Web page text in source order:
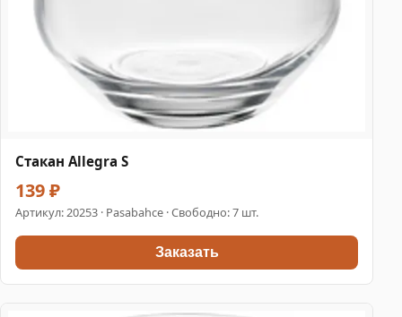
Стакан Allegra S
139 ₽
Артикул:20253 · Pasabahce · Свободно: 7 шт.
Заказать